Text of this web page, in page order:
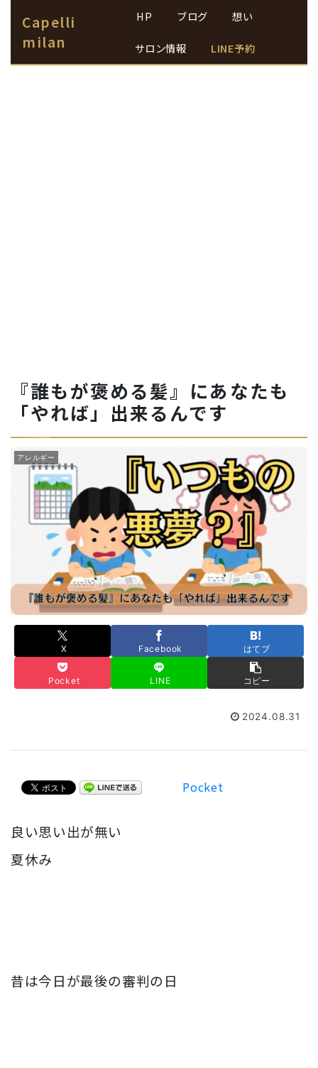
Capelli
milan
HP ブログ 想い
サロン情報 LINE予約
『誰もが褒める髪』にあなたも
「やれば」出来るんです
アレルギー
X Facebook はてブ
Pocket LINE コピー
2024.08.31
Pocket
良い思い出が無い
夏休み
昔は今日が最後の審判の日